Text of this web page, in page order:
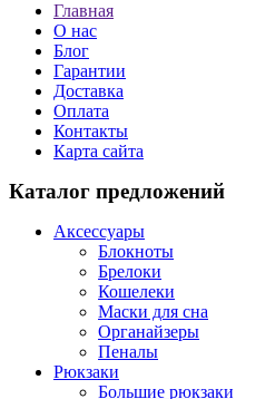
Главная
О нас
Блог
Гарантии
Доставка
Оплата
Контакты
Карта сайта
Каталог предложений
Аксессуары
Блокноты
Брелоки
Кошелеки
Маски для сна
Органайзеры
Пеналы
Рюкзаки
Большие рюкзаки